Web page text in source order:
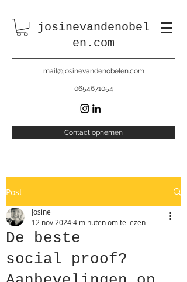
josinevandenobel
en.com
mail@josinevandenobelen.com
0654671054
Contact opnemen
Post
De beste
social proof?
Josine
12 nov 20244 minuten om te lezen